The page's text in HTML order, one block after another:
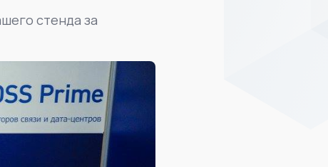
стенда за